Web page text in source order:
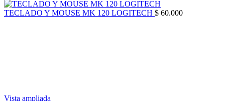
TECLADO Y MOUSE MK 120 LOGITECH $ 60.000
Vista ampliada